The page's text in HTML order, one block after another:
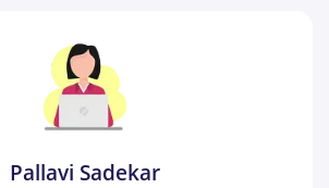
Pallavi Sadekar